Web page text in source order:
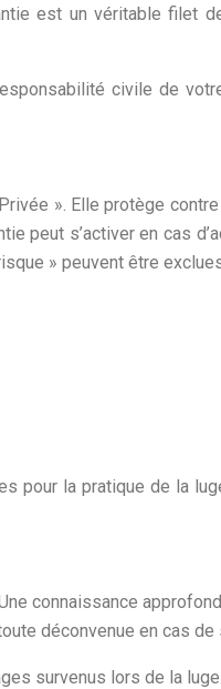
est un véritable filet
civile de
». Elle protège
peut s’activer en cas
» peuvent être
pour la pratique de la
connaissance
déconvenue en cas de
survenus lors de la